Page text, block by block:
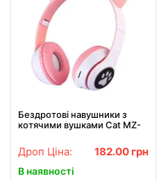
Бездротові навушники з
котячими вушками Cat MZ-
підсвіткою FM microSD
Рожеві
Дроп Ціна: 182.00 грн
В наявності